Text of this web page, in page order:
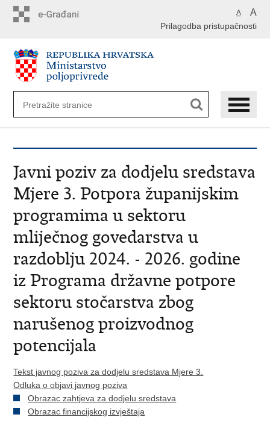
A A
Prilagodba pristupačnosti
Javni poziv za dodjelu sredstava
Mjere 3. Potpora županijskim
programima u sektoru
mliječnog govedarstva u
razdoblju 2024. - 2026. godine
iz Programa državne potpore
sektoru stočarstva zbog
narušenog proizvodnog
potencijala
Tekst javnog poziva za dodjelu sredstava Mjere 3.
Odluka o objavi javnog poziva
Obrazac zahtjeva za dodjelu sredstava
Obrazac financijskog izvještaja